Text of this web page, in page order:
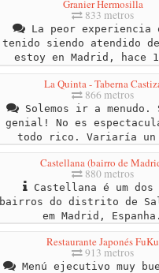
Granier Hermosilla
833 metros
La peor experiencia
tenido siendo atendido
estoy en Madrid, hace
La Quinta - Taberna
866 metros
Solemos ir a menudo.
genial! No es
todo rico. Variaría
Castellana (bairro de
880 metros
Castellana é um dos
bairros do distrito de
em Madrid, Espanha.
Restaurante Japonés FuKu
913 metros
Menú ejecutivo muy